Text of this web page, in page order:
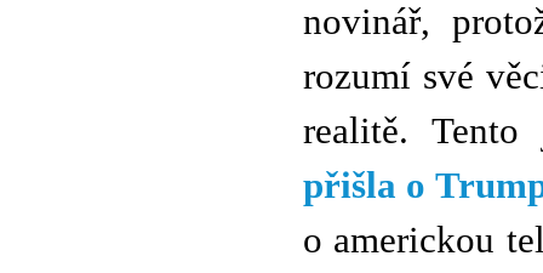
novinář,
rozumí své
realitě.
přišla o
o americkou